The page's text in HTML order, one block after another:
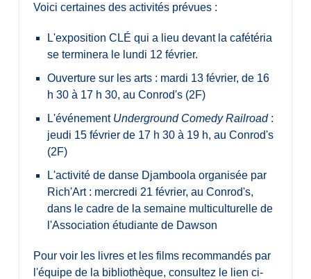
Voici certaines des activités prévues :
L'exposition CLÉ qui a lieu devant la cafétéria
se terminera le lundi 12 février.
Ouverture sur les arts : mardi 13 février, de 16
h 30 à 17 h 30, au Conrod's (2F)
L'événement Underground Comedy Railroad:
jeudi 15 février de 17 h 30 à 19 h, au Conrod's
(2F)
L'activité de danse Djamboola organisée par
Rich'Art : mercredi 21 février, au Conrod's,
dans le cadre de la semaine multiculturelle de
l'Association étudiante de Dawson
Pour voir les livres et les films recommandés par
l'équipe de la bibliothèque, consultez le lien ci-